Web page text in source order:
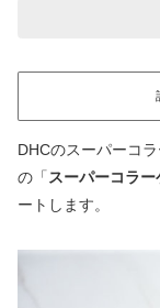
DHCのスーパーコ
の「スーパーコラ
ートします。